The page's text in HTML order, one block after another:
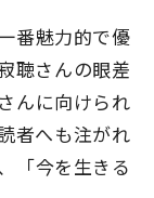
番魅力的で優
聴さんの眼差
んに向けられ
者へも注がれ
「今を生きる